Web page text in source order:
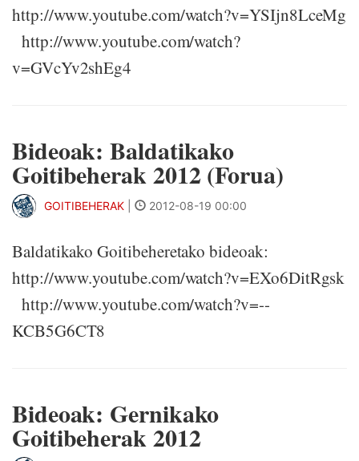
http://www.youtube.com/watch?v=YSIjn8LceMg
http://www.youtube.com/watch?
v=GVcYv2shEg4
Bideoak: Baldatikako
Goitibeherak 2012 (Forua)
GOITIBEHERAK 2012-08-19 00:00
Baldatikako Goitibeheretako bideoak:
http://www.youtube.com/watch?v=EXo6DitRgsk
http://www.youtube.com/watch?v=--
KCB5G6CT8
Bideoak: Gernikako
Goitibeherak 2012